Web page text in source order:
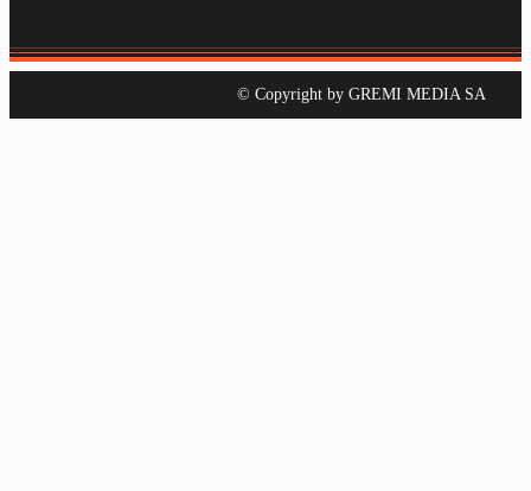
© Copyright by GREMI MEDIA SA